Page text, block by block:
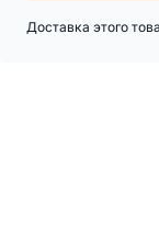
Доставка этого